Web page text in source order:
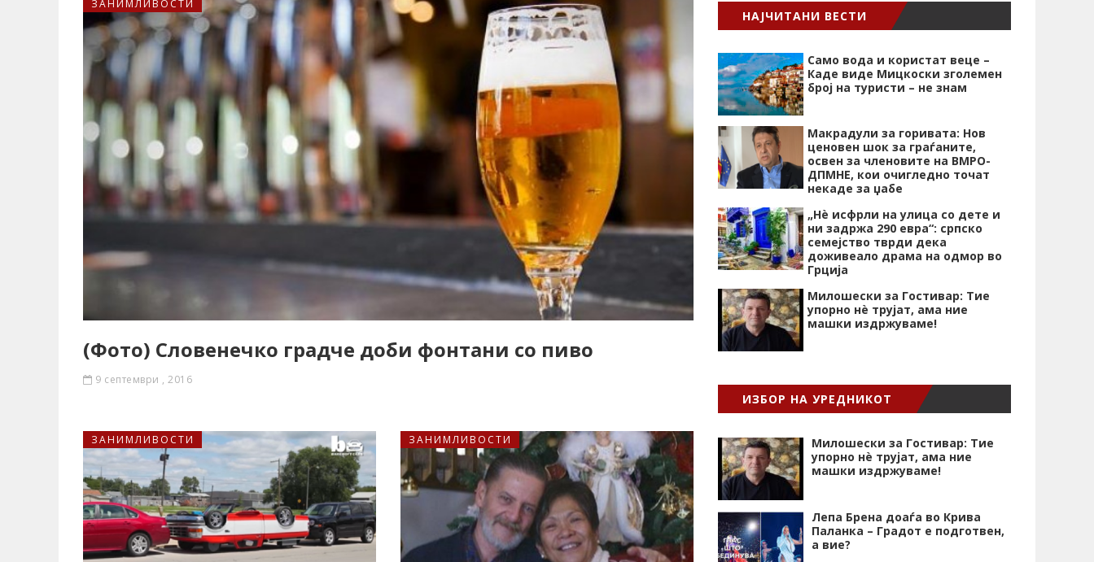
ЗАНИМЛИВОСТИ
(Фото) Словенечко градче доби фонтани со пиво
9 септември , 2016
ЗАНИМЛИВОСТИ ЗАНИМЛИВОСТИ
НАЈЧИТАНИ ВЕСТИ
Само вода и користат веце –
Каде виде Мицкоски зголемен
број на туристи – не знам
Макрадули за горивата: Нов
ценовен шок за граѓаните,
освен за членовите на ВМРО-
ДПМНЕ, кои очигледно точат
некаде за џабе
„Нѐ исфрли на улица со дете и
ни задржа 290 евра“: српско
семејство тврди дека
доживеало драма на одмор во
Грција
Милошески за Гостивар: Тие
упорно нѐ трујат, ама ние
машки издржуваме!
ИЗБОР НА УРЕДНИКОТ
Милошески за Гостивар: Тие
упорно нѐ трујат, ама ние
машки издржуваме!
Лепа Брена доаѓа во Крива
Паланка – Градот е подготвен,
а вие?